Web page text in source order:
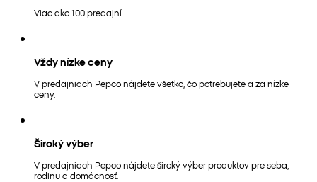
Viac ako 100 predajní.
Vždy nízke ceny
V predajniach Pepco nájdete všetko, čo potrebujete a za nízke
ceny.
Široký výber
V predajniach Pepco nájdete široký výber produktov pre seba,
rodinu a domácnosť.